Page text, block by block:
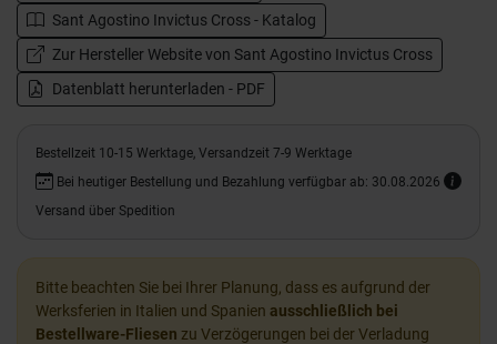
Sant Agostino Invictus Cross - Katalog
Zur Hersteller Website von Sant Agostino Invictus Cross
Datenblatt herunterladen - PDF
Bestellzeit 10-15 Werktage, Versandzeit 7-9 Werktage
Bei heutiger Bestellung und Bezahlung verfügbar ab: 30.08.2026
Versand über Spedition
Bitte beachten Sie bei Ihrer Planung, dass es aufgrund der
Werksferien in Italien und Spanien ausschließlich bei
Bestellware-Fliesen zu Verzögerungen bei der Verladung